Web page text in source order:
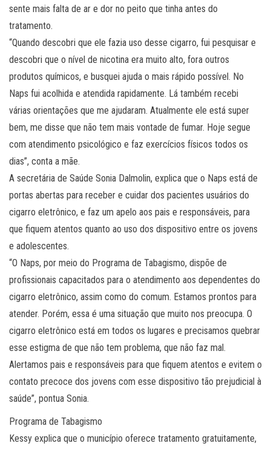
sente mais falta de ar e dor no peito que tinha antes do
tratamento.
“Quando descobri que ele fazia uso desse cigarro, fui pesquisar e
descobri que o nível de nicotina era muito alto, fora outros
produtos químicos, e busquei ajuda o mais rápido possível. No
Naps fui acolhida e atendida rapidamente. Lá também recebi
várias orientações que me ajudaram. Atualmente ele está super
bem, me disse que não tem mais vontade de fumar. Hoje segue
com atendimento psicológico e faz exercícios físicos todos os
dias”, conta a mãe.
A secretária de Saúde Sonia Dalmolin, explica que o Naps está de
portas abertas para receber e cuidar dos pacientes usuários do
cigarro eletrônico, e faz um apelo aos pais e responsáveis, para
que fiquem atentos quanto ao uso dos dispositivo entre os jovens
e adolescentes.
“O Naps, por meio do Programa de Tabagismo, dispõe de
profissionais capacitados para o atendimento aos dependentes do
cigarro eletrônico, assim como do comum. Estamos prontos para
atender. Porém, essa é uma situação que muito nos preocupa. O
cigarro eletrônico está em todos os lugares e precisamos quebrar
esse estigma de que não tem problema, que não faz mal.
Alertamos pais e responsáveis para que fiquem atentos e evitem o
contato precoce dos jovens com esse dispositivo tão prejudicial à
saúde”, pontua Sonia.
Programa de Tabagismo
Kessy explica que o município oferece tratamento gratuitamente,